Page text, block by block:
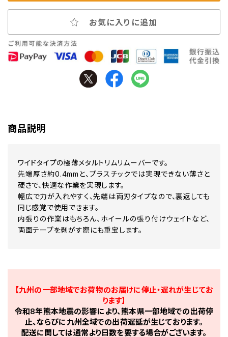
お気に入りに追加
商品説明
ワイドタイプの極薄メタルトリムリムーバーです。
先端厚さ約0.4mmと、プラスチックでは実現できない薄さと
硬さで、快適な作業を実現します。
幅広で力が入れやすく、先端は両刃タイプなので、裏返しても
同じ感覚で使用できます。
内張りの作業はもちろん、ホイールの張り付けウェイトなど、
両面テープを剥がす際にも重宝します。
【九州の一部地域でお荷物のお届けに停止・遅れが生じてお
ります】
令和8年熊本地震の影響により、熊本県一部地域での出荷停
止、ならびに九州全域での出荷遅延が生じております。
配送に関しては通常より日数を要する場合がございます。